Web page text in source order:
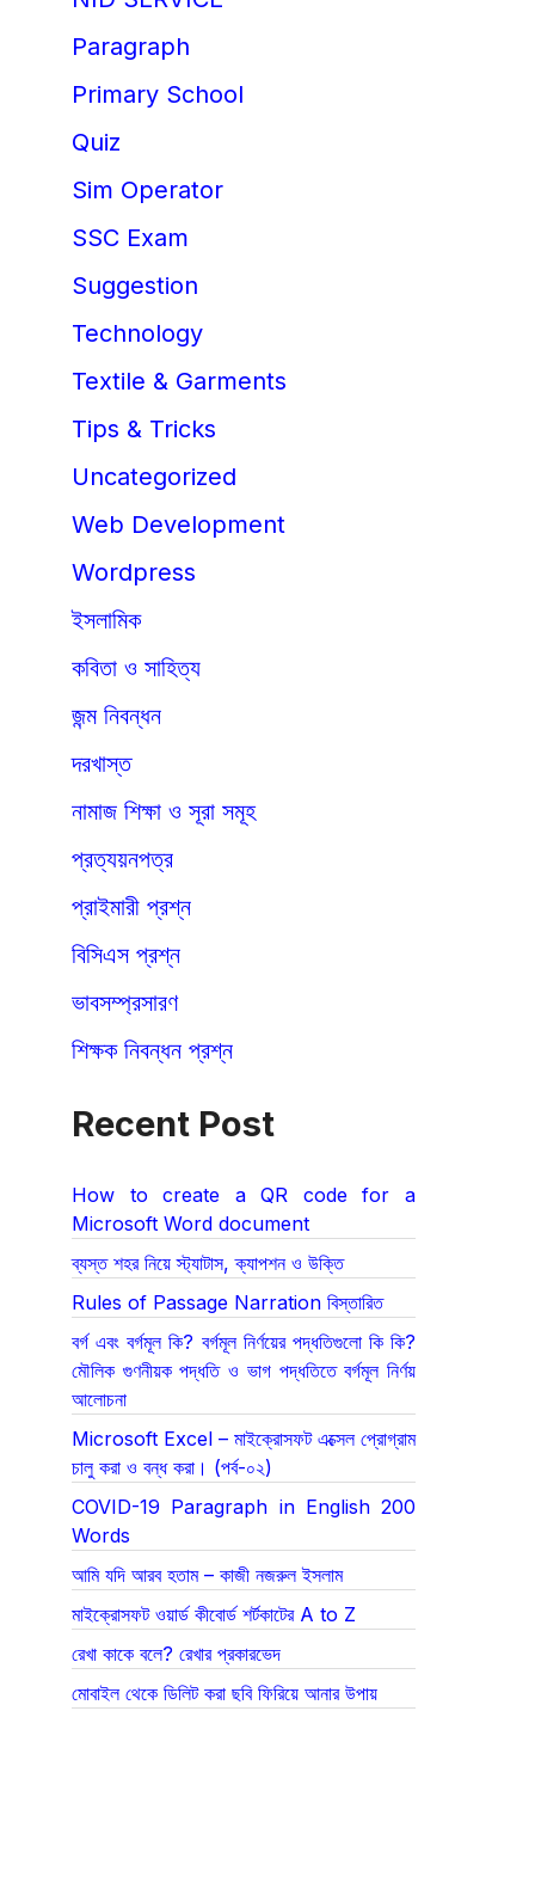
Paragraph
Primary School
Quiz
Sim Operator
SSC Exam
Suggestion
Technology
Textile & Garments
Tips & Tricks
Uncategorized
Web Development
Wordpress
ইসলামিক
কবিতা ও সাহিত্য
জন্ম নিবন্ধন
দরখাস্ত
নামাজ শিক্ষা ও সূরা সমূহ
প্রত্যয়নপত্র
প্রাইমারী প্রশ্ন
বিসিএস প্রশ্ন
ভাবসম্প্রসারণ
শিক্ষক নিবন্ধন প্রশ্ন
Recent Post
How to create a QR code for a
Microsoft Word document
ব্যস্ত শহর নিয়ে স্ট্যাটাস, ক্যাপশন ও উক্তি
Rules of Passage Narration বিস্তারিত
বর্গ এবং বর্গমূল কি? বর্গমূল নির্ণয়ের পদ্ধতিগুলো কি কি?
মৌলিক গুণনীয়ক পদ্ধতি ও ভাগ পদ্ধতিতে বর্গমূল নির্ণয়
আলোচনা
Microsoft Excel – মাইক্রোসফট এক্সেল প্রোগ্রাম
চালু করা ও বন্ধ করা। (পর্ব-০২)
COVID-19 Paragraph in English 200
Words
আমি যদি আরব হতাম – কাজী নজরুল ইসলাম
মাইক্রোসফট ওয়ার্ড কীবোর্ড শর্টকাটের A to Z
রেখা কাকে বলে? রেখার প্রকারভেদ
মোবাইল থেকে ডিলিট করা ছবি ফিরিয়ে আনার উপায়